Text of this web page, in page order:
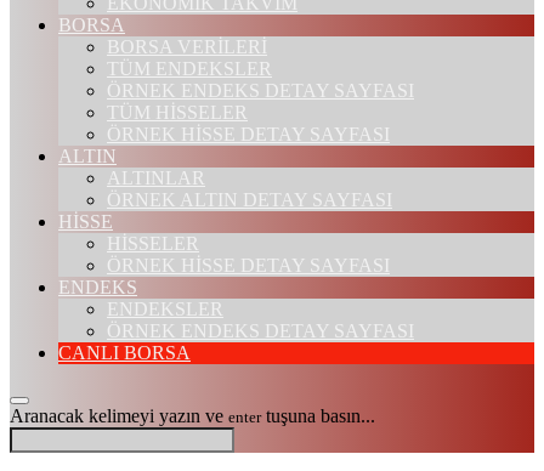
BORSA
BORSA VERİLERİ
TÜM ENDEKSLER
ÖRNEK ENDEKS DETAY SAYFASI
TÜM HİSSELER
ÖRNEK HİSSE DETAY SAYFASI
ALTIN
ALTINLAR
ÖRNEK ALTIN DETAY SAYFASI
HİSSE
HİSSELER
ÖRNEK HİSSE DETAY SAYFASI
ENDEKS
ENDEKSLER
ÖRNEK ENDEKS DETAY SAYFASI
CANLI BORSA
Aranacak kelimeyi yazın ve entertuşuna basın...